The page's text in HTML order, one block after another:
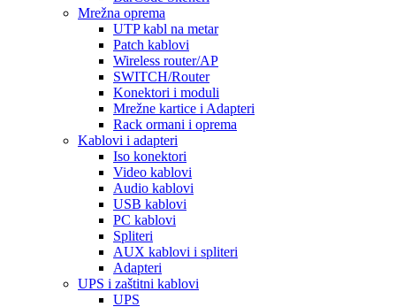
Mrežna oprema
UTP kabl na metar
Patch kablovi
Wireless router/AP
SWITCH/Router
Konektori i moduli
Mrežne kartice i Adapteri
Rack ormani i oprema
Kablovi i adapteri
Iso konektori
Video kablovi
Audio kablovi
USB kablovi
PC kablovi
Spliteri
AUX kablovi i spliteri
Adapteri
UPS i zaštitni kablovi
UPS